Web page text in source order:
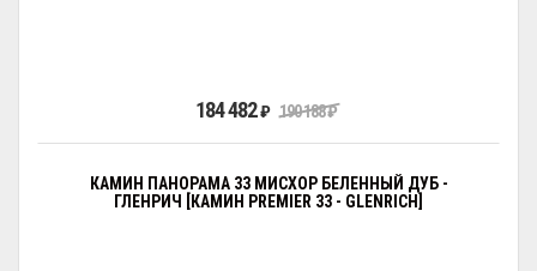
184 482₽ 190 188₽
КАМИН ПАНОРАМА 33 МИСХОР БЕЛЕННЫЙ ДУБ -
ГЛЕНРИЧ [КАМИН PREMIER 33 - GLENRICH]